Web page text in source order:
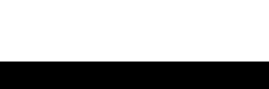
Professional